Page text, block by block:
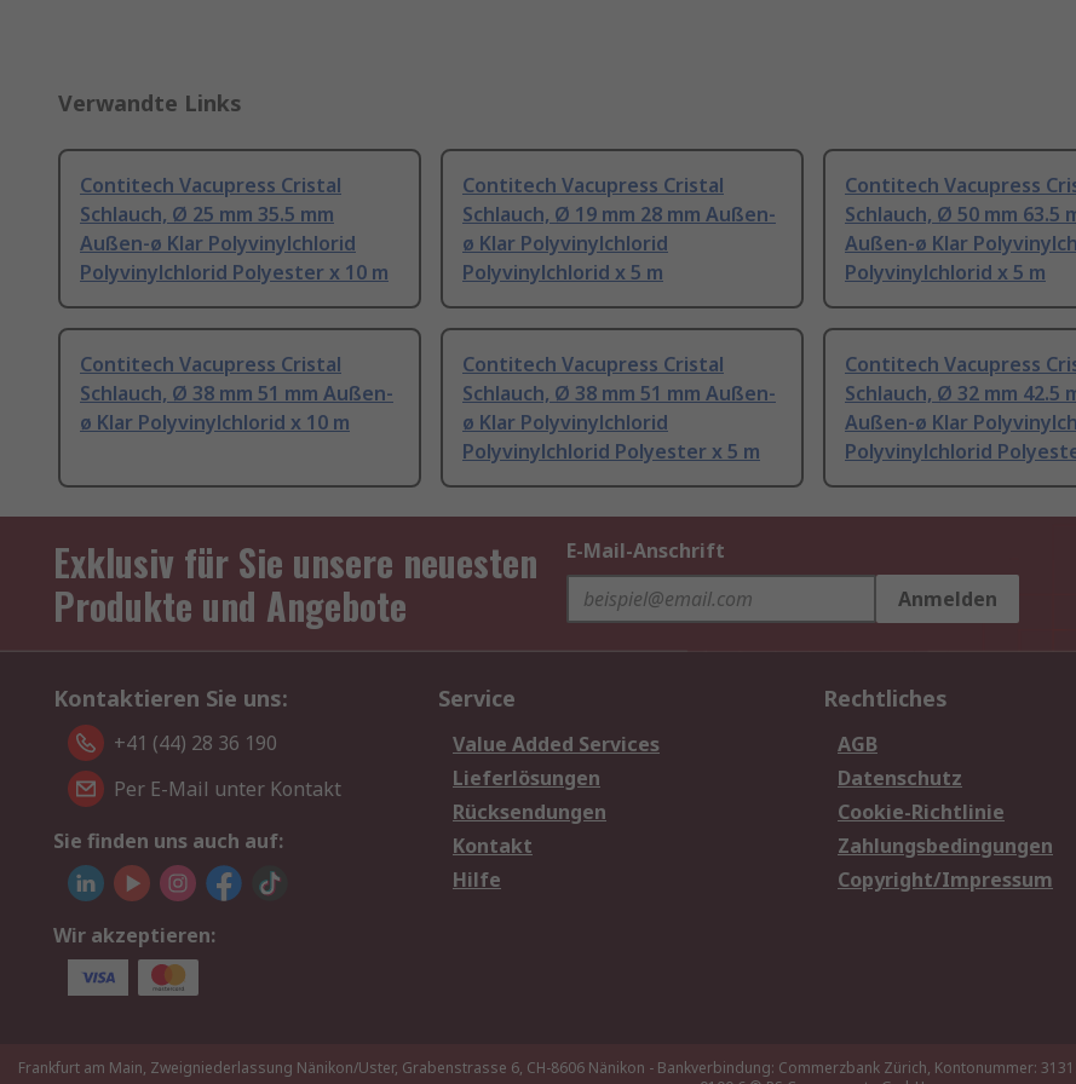
Verwandte Links
Contitech Vacupress Cristal
Schlauch, Ø 25 mm 35.5 mm
Außen-ø Klar Polyvinylchlorid
Polyvinylchlorid Polyester x 10 m
Contitech Vacupress Cristal
Schlauch, Ø 19 mm 28 mm Außen-
ø Klar Polyvinylchlorid
Polyvinylchlorid x 5 m
Contitech Vacupress
Schlauch, Ø 50 mm 63.5
Außen-ø Klar
Polyvinylchlorid x 5 m
Contitech Vacupress Cristal
Schlauch, Ø 38 mm 51 mm Außen-
ø Klar Polyvinylchlorid x 10 m
Contitech Vacupress Cristal
Schlauch, Ø 38 mm 51 mm Außen-
ø Klar Polyvinylchlorid
Polyvinylchlorid Polyester x 5 m
Contitech Vacupress
Schlauch, Ø 32 mm 42.5
Außen-ø Klar
Polyvinylchlorid
Exklusiv für Sie unsere neuesten
Produkte und Angebote
E-Mail-Anschrift
Anmelden
Kontaktieren Sie uns:
+41 (44) 28 36 190
Per E-Mail unter Kontakt
Sie finden uns auch auf:
Wir akzeptieren:
Service
Value Added Services
Lieferlösungen
Rücksendungen
Kontakt
Hilfe
Rechtliches
AGB
Datenschutz
Cookie-Richtlinie
Zahlungsbedingungen
Copyright/Impressum
Frankfurt am Main, Zweigniederlassung Nänikon/Uster, Grabenstrasse 6, CH-8606 Nänikon - Bankverbindung: Commerzbank Zürich, Kontonummer: